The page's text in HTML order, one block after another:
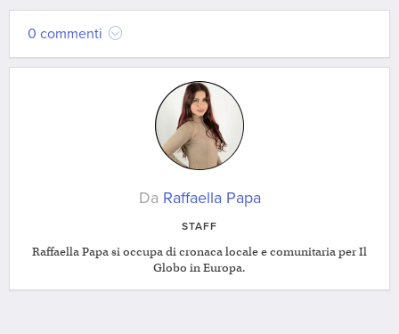
0 commenti
Da Raffaella Papa
STAFF
Raffaella Papa si occupa di cronaca locale e comunitaria per Il
Globo in Europa.